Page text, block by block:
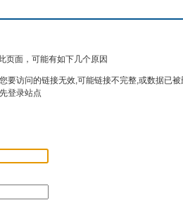
页面，可能有如下几个原因
要访问的链接无效,可能链接不完整,或数据已
登录站点